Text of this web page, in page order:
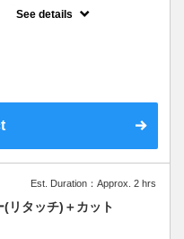
See details
Est. Duration：Approx. 2 hrs
タッチ)＋カット